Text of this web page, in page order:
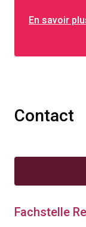
En savoir
Contact
Fachstelle